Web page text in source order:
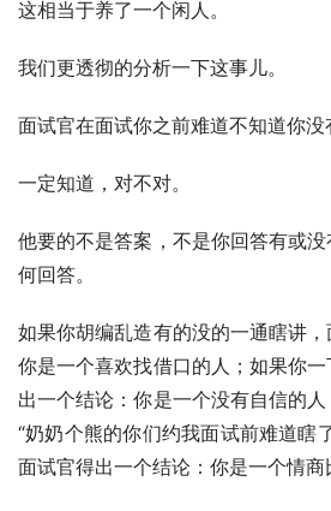
这相当于养了一个闲人。
我们更透彻的分析一下这事儿。
面试官在面试你之前难道不知道你没
一定知道，对不对。
他要的不是答案，不是你回答有或
何回答。
如果你胡编乱造有的没的一通瞎讲，
你是一个喜欢找借口的人；如果你
出一个结论：你是一个没有自信的
“奶奶个熊的你们约我面试前难道瞎
面试官得出一个结论：你是一个情